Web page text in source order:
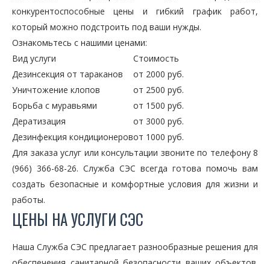
конкурентоспособные цены и гибкий график работ,
который можно подстроить под ваши нужды.
Ознакомьтесь с нашими ценами:
Вид услуги
Стоимость
Дезинсекция от тараканов
от 2000 руб.
Уничтожение клопов
от 2500 руб.
Борьба с муравьями
от 1500 руб.
Дератизация
от 3000 руб.
Дезинфекция кондиционеровот 1000 руб.
Для заказа услуг или консультации звоните по телефону 8
(966) 366-68-26. Служба СЭС всегда готова помочь вам
создать безопасные и комфортные условия для жизни и
работы.
ЦЕНЫ НА УСЛУГИ СЭС
Наша Служба СЭС предлагает разнообразные решения для